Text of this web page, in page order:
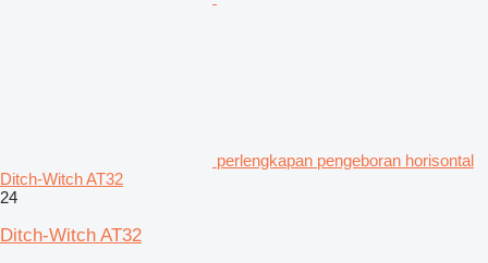
perlengkapan pengeboran horisontal
Ditch-Witch AT32
24
Ditch-Witch AT32